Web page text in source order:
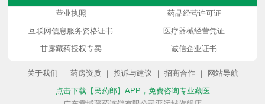
营业执照
药品经营许可证
互联网信息服务资格证书
医疗器械经营凭证
甘露藏药授权专卖
诚信企业证书
关于我们 ｜ 药房资质｜ 投诉与建议 ｜ 招商合作｜
网站导航
点击下载【民药郎】APP ，免费咨询专业藏医